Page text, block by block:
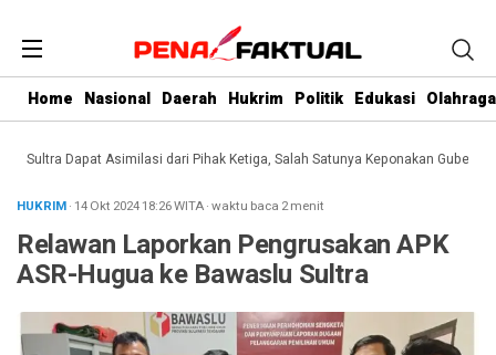
Home Nasional Daerah Hukrim Politik Edukasi Olahraga
Dapat Asimilasi dari Pihak Ketiga, Salah Satunya Keponakan Gubernur
HUKRIM· 14 Okt 202418:26WITA·waktu baca 2 menit
Relawan Laporkan Pengrusakan APK
ASR-Hugua ke Bawaslu Sultra